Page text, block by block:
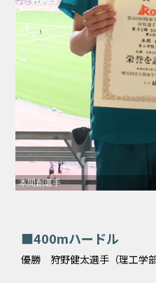
本間創選手
■400mハードル
優勝 狩野健太選手（理工学部